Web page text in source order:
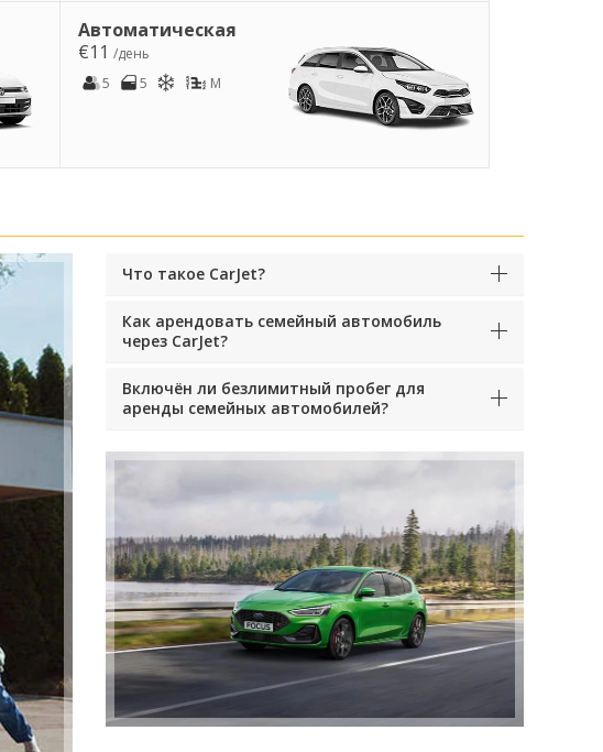
Автоматическая
€11 /день
5
5 M
Что такое CarJet?
Как арендовать семейный автомобиль
через CarJet?
Включён ли безлимитный пробег для
аренды семейных автомобилей?